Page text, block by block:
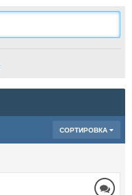
СОРТИРОВКА